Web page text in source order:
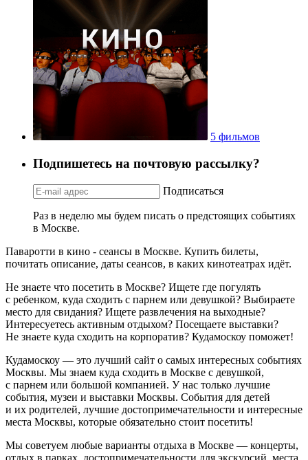
5 фильмов
Подпишетесь на почтовую рассылку?
Подписаться
Раз в неделю мы будем писать о предстоящих событиях
в Москве.
Паваротти в кино - сеансы в Москве. Купить билеты,
почитать описание, даты сеансов, в каких кинотеатрах идёт.
Не знаете что посетить в Москве? Ищете где погулять
с ребенком, куда сходить с парнем или девушкой? Выбираете
место для свидания? Ищете развлечения на выходные?
Интересуетесь активным отдыхом? Посещаете выставки?
Не знаете куда сходить на корпоратив? Кудамоскоу поможет!
Кудамоскоу — это лучший сайт о самых интересных событиях
Москвы. Мы знаем куда сходить в Москве с девушкой,
с парнем или большой компанией. У нас только лучшие
события, музеи и выставки Москвы. События для детей
и их родителей, лучшие достопримечательности и интересные
места Москвы, которые обязательно стоит посетить!
Мы советуем любые варианты отдыха в Москве — концерты,
отдых в парках, достопримечательности для экскурсий, места,